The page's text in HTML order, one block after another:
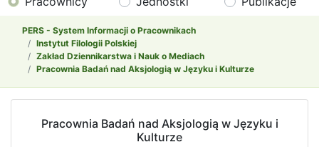
PERS - System Informacji o Pracownikach
Instytut Filologii Polskiej
Zakład Dziennikarstwa i Nauk o Mediach
Pracownia Badań nad Aksjologią w Języku i Kulturze
Pracownia Badań nad Aksjologią w Języku i
Kulturze